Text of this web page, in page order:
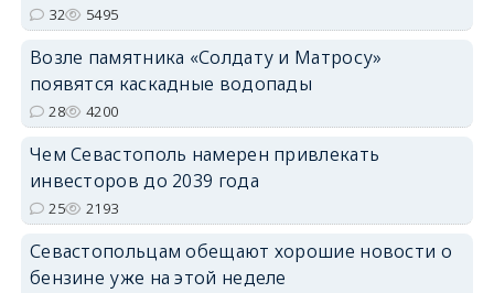
32 5495
Возле памятника «Солдату и Матросу»
появятся каскадные водопады
28 4200
Чем Севастополь намерен привлекать
инвесторов до 2039 года
25 2193
Севастопольцам обещают хорошие новости о
бензине уже на этой неделе